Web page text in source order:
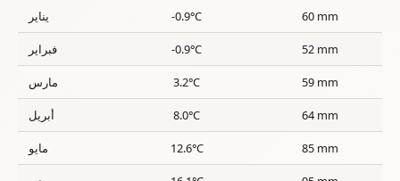
يناير -0.9°C 60 mm
فبراير -0.9°C 52 mm
مارس 3.2°C 59 mm
أبريل 8.0°C 64 mm
مايو 12.6°C 85 mm